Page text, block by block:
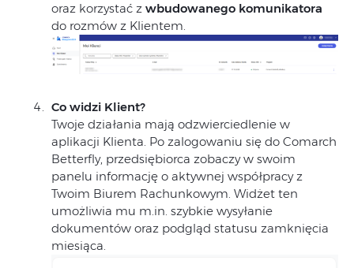
oraz korzystać z wbudowanego komunikatora
do rozmów z Klientem.
Co widzi Klient?
Twoje działania mają odzwierciedlenie w
aplikacji Klienta. Po zalogowaniu się do Comarch
Betterfly, przedsiębiorca zobaczy w swoim
panelu informację o aktywnej współpracy z
Twoim Biurem Rachunkowym. Widżet ten
umożliwia mu m.in. szybkie wysyłanie
dokumentów oraz podgląd statusu zamknięcia
miesiąca.